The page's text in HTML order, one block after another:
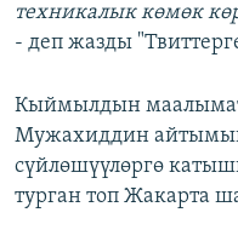
техникалык көмөк
- деп жазды
Кыймылдын
Мужахиддин
сүйлөшүүлөргө
турган топ Жакарта